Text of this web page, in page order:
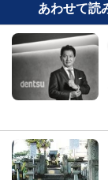
あわせて読